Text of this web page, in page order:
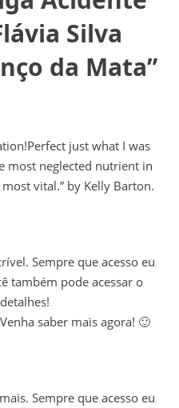
Silva
da Mata”
just what I was
most neglected nutrient in
vital.” by Kelly Barton.
Sempre que acesso eu
também pode acessar o
saber mais agora! 🙂
Sempre que acesso eu